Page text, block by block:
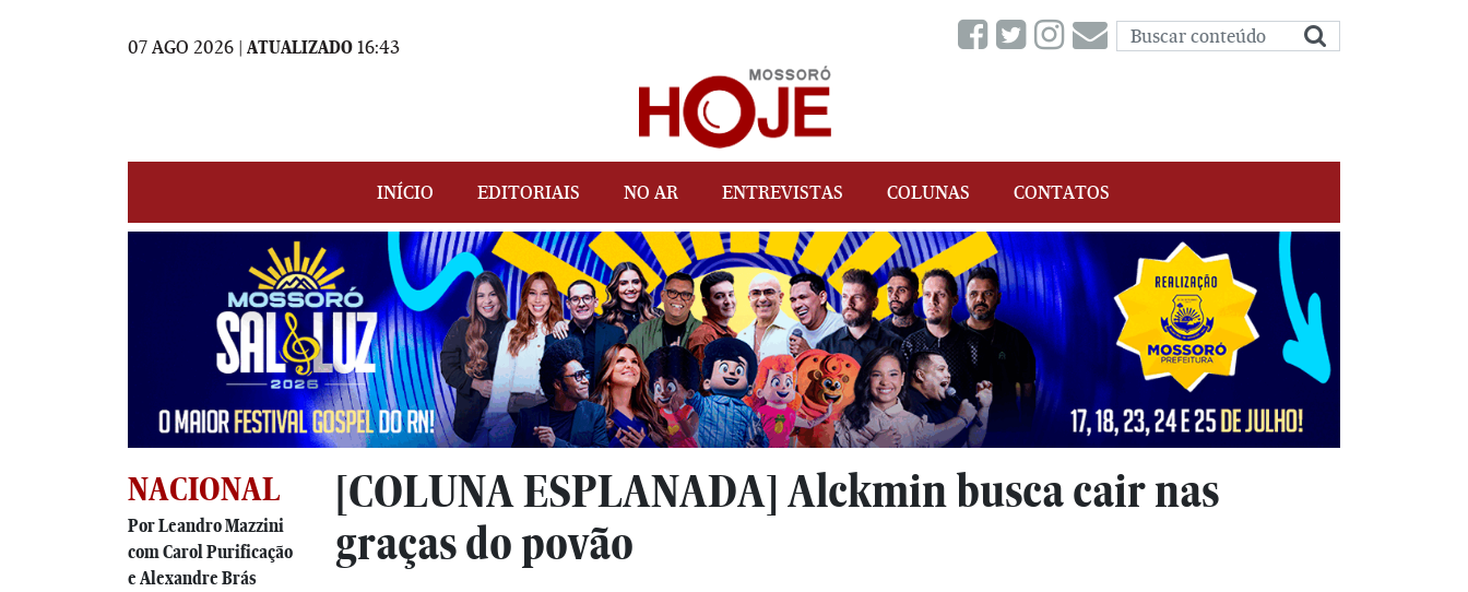
07 AGO 2026 | ATUALIZADO 16:43
INÍCIO EDITORIAIS NO AR ENTREVISTAS COLUNAS CONTATOS
NACIONAL
Por Leandro Mazzini
com Carol Purificação
e Alexandre Brás
[COLUNA ESPLANADA] Alckmin busca cair nas
graças do povão